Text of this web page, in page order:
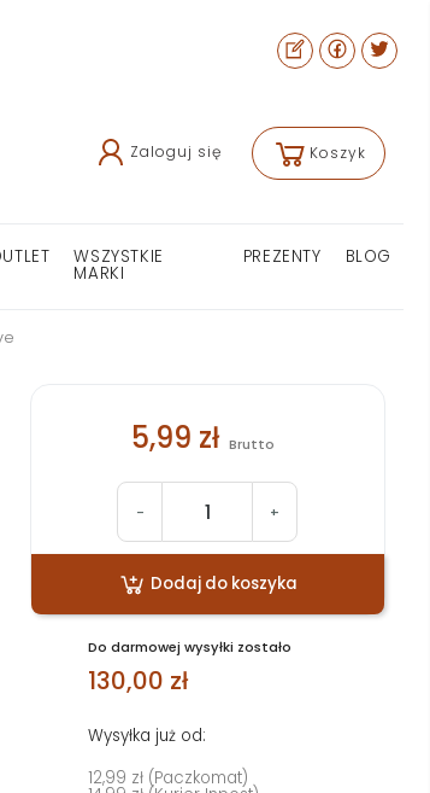
Zaloguj się Koszyk
WSZYSTKIE
MARKI
PREZENTY BLOG
5,99 zł Brutto
- +
Dodaj do koszyka
Do darmowej wysyłki zostało
130,00 zł
Wysyłka już od:
12,99 zł (Paczkomat)